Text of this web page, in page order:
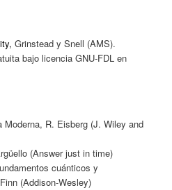
, Grinstead y Snell (AMS).
bajo licencia GNU-FDL en
Moderna, R. Eisberg (J. Wiley and
(Answer just in time)
cuánticos y
(Addison-Wesley)